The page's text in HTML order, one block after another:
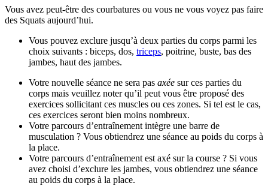
Vous avez peut-être des courbatures ou vous ne vous voyez pas faire
des Squats aujourd’hui.
Vous pouvez exclure jusqu’à deux parties du corps parmi les
choix suivants : biceps, dos, triceps, poitrine, buste, bas des
jambes, haut des jambes.
Votre nouvelle séance ne sera pas axée sur ces parties du
corps mais veuillez noter qu’il peut vous être proposé des
exercices sollicitant ces muscles ou ces zones. Si tel est le cas,
ces exercices seront bien moins nombreux.
Votre parcours d’entraînement intègre une barre de
musculation ? Vous obtiendrez une séance au poids du corps à
la place.
Votre parcours d’entraînement est axé sur la course ? Si vous
avez choisi d’exclure les jambes, vous obtiendrez une séance
au poids du corps à la place.